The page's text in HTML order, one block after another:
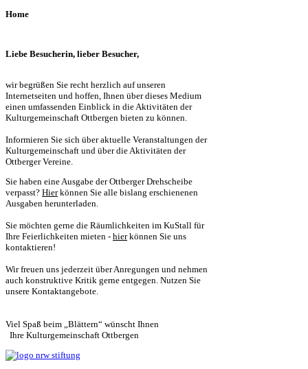
Home
Liebe Besucherin, lieber Besucher,
wir begrüßen Sie recht herzlich auf unseren
Internetseiten und hoffen, Ihnen über dieses Medium
einen umfassenden Einblick in die Aktivitäten der
Kulturgemeinschaft Ottbergen bieten zu können.
Informieren Sie sich über aktuelle Veranstaltungen der
Kulturgemeinschaft und über die Aktivitäten der
Ottberger Vereine.
Sie haben eine Ausgabe der Ottberger Drehscheibe
verpasst? Hierkönnen Sie alle bislang erschienenen
Ausgaben herunterladen.
Sie möchten gerne die Räumlichkeiten im KuStall für
Ihre Feierlichkeiten mieten - hierkönnen Sie uns
kontaktieren!
Wir freuen uns jederzeit über Anregungen und nehmen
auch konstruktive Kritik gerne entgegen. Nutzen Sie
unsere Kontaktangebote.
Viel Spaß beim „Blättern“ wünscht Ihnen
Ihre Kulturgemeinschaft Ottbergen